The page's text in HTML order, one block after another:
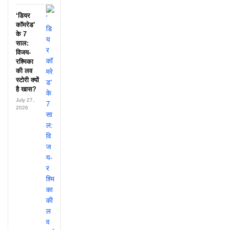
‘डियर
कॉमरेड’
के 7
साल:
विजय-
रश्मिका
की लव
स्टोरी क्यों
है खास?
July 27,
2026